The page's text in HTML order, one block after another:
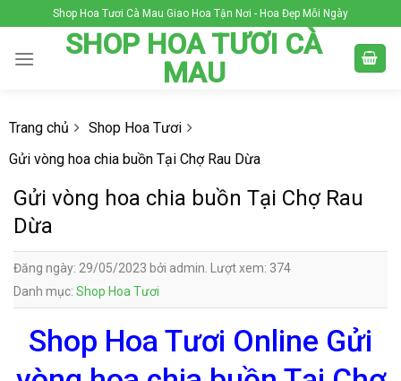
to
content
Shop Hoa Tươi Cà Mau Giao Hoa Tận Nơi - Hoa Đẹp Mỗi Ngày
SHOP HOA TƯƠI CÀ
MAU
Trang chủ
Shop Hoa Tươi
Gửi vòng hoa chia buồn Tại Chợ Rau Dừa
Gửi vòng hoa chia buồn Tại Chợ Rau
Dừa
Đăng ngày: 29/05/2023 bởi admin. Lượt xem: 374
Danh mục: Shop Hoa Tươi
Shop Hoa Tươi Online Gửi